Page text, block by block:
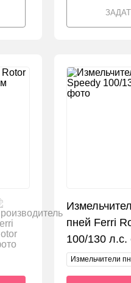
пней Ferri
100/130 л.с.
Измельчители